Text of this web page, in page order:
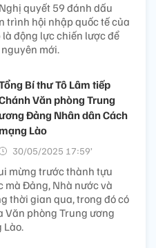
Nghị quyết 59 đánh dấu
trình hội nhập quốc tế của
động lực chiến lược để
mới.
Bí thư Tô Lâm tiếp
Văn phòng Trung
Đảng Nhân dân Cách
mạng Lào
30/05/2025 17:59’
mừng trước thành tựu
Đảng, Nhà nước và
thời gian qua, trong đó có
Văn phòng Trung ương
Lào.